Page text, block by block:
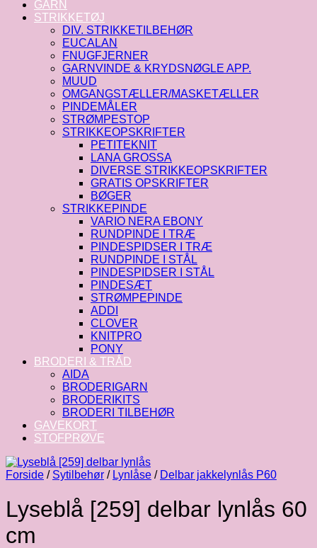
GARN
STRIKKETØJ
DIV. STRIKKETILBEHØR
EUCALAN
FNUGFJERNER
GARNVINDE & KRYDSNØGLE APP.
MUUD
OMGANGSTÆLLER/MASKETÆLLER
PINDEMÅLER
STRØMPESTOP
STRIKKEOPSKRIFTER
PETITEKNIT
LANA GROSSA
DIVERSE STRIKKEOPSKRIFTER
GRATIS OPSKRIFTER
BØGER
STRIKKEPINDE
VARIO NERA EBONY
RUNDPINDE I TRÆ
PINDESPIDSER I TRÆ
RUNDPINDE I STÅL
PINDESPIDSER I STÅL
PINDESÆT
STRØMPEPINDE
ADDI
CLOVER
KNITPRO
PONY
BRODERI & TRÅD
AIDA
BRODERIGARN
BRODERIKITS
BRODERI TILBEHØR
GAVEKORT
STOFPRØVE
Forside / Sytilbehør / Lynlåse / Delbar jakkelynlås P60
Lyseblå [259] delbar lynlås 60
cm